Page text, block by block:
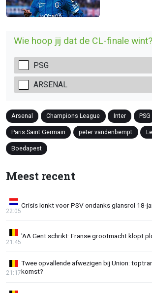
Wie hoop jij dat de CL-finale wint?
PSG
ARSENAL
Arsenal Champions League Inter PSG
Paris Saint Germain peter vandenbempt
Boedapest
Meest recent
Crisis lonkt voor PSV ondanks glansrol 18-
22:05
'AA Gent schrikt: Franse grootmacht klopt
21:45
Twee opvallende afwezigen bij Union:
komst?
21:17